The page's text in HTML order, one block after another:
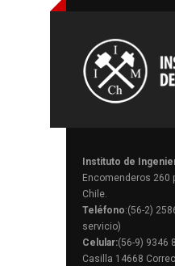
Instituto de
Encomenderos 260
Chile.
Teléfono:(56-2)
servicio)
Celular:(56-9) 9346
Casilla 14668